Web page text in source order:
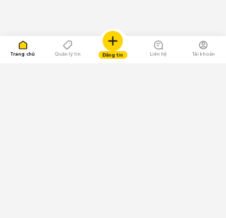
Trang chủ Quản lý tin Đăng tin Liên hệ Tài khoản